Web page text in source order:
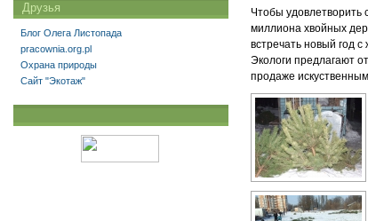
Чтобы удовлетворить
миллиона хвойных
встречать новый год
Экологи предлагают
продаже
Друзья
Блог Олега Листопада
pracownia.org.pl
Охрана природы
Сайт "Экотаж"